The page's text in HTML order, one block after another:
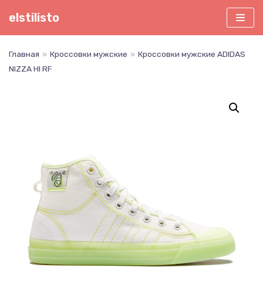
Перейти
elstilisto
Главная » Кроссовки мужские » Кроссовки мужские ADIDAS
NIZZA HI RF